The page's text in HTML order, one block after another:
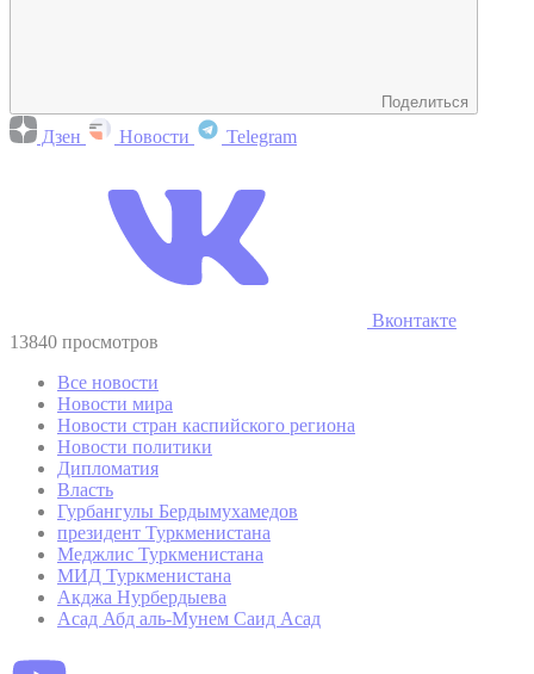
Поделиться
Дзен Новости Telegram
Вконтакте
13840 просмотров
Все новости
Новости мира
Новости стран каспийского региона
Новости политики
Дипломатия
Власть
Гурбангулы Бердымухамедов
президент Туркменистана
Меджлис Туркменистана
МИД Туркменистана
Акджа Нурбердыева
Асад Абд аль-Мунем Саид Асад